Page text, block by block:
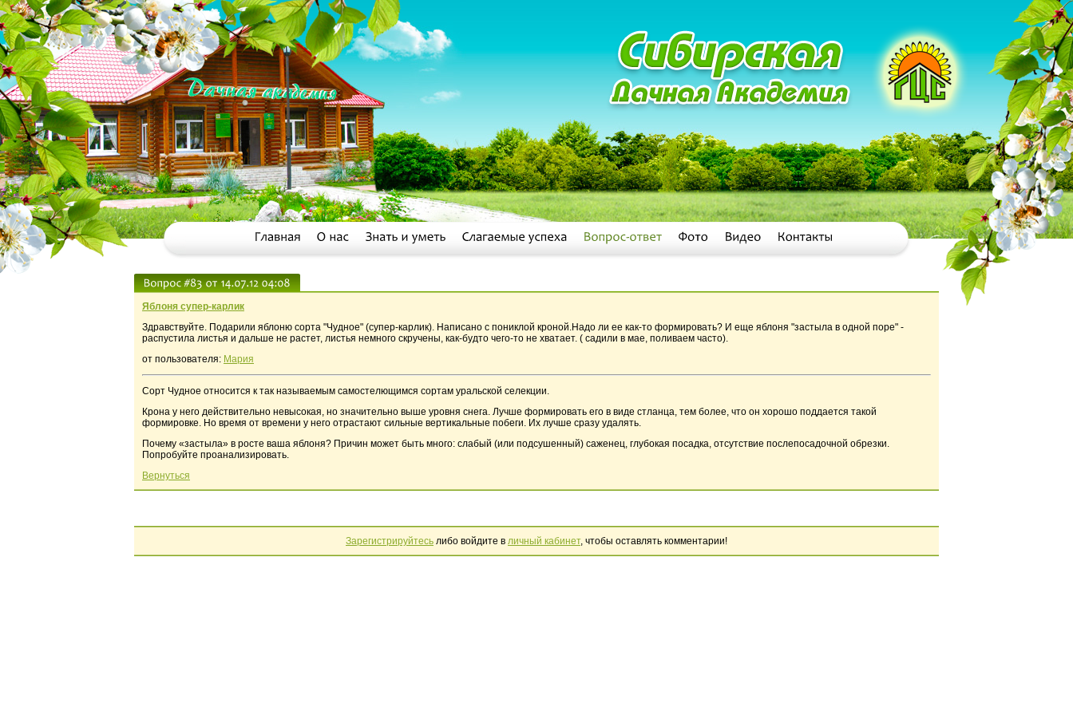
Яблоня супер-карлик
Здравствуйте. Подарили яблоню сорта "Чудное" (супер-карлик). Написано с пониклой кроной.Надо ли ее как-то формировать? И еще яблоня "застыла в одной поре" -
распустила листья и дальше не растет, листья немного скручены, как-будто чего-то не хватает. ( садили в мае, поливаем часто).
от пользователя: Мария
Сорт Чудное относится к так называемым самостелющимся сортам уральской селекции.
Крона у него действительно невысокая, но значительно выше уровня снега. Лучше формировать его в виде стланца, тем более, что он хорошо поддается такой
формировке. Но время от времени у него отрастают сильные вертикальные побеги. Их лучше сразу удалять.
Почему «застыла» в росте ваша яблоня? Причин может быть много: слабый (или подсушенный) саженец, глубокая посадка, отсутствие послепосадочной обрезки.
Попробуйте проанализировать.
Вернуться
Зарегистрируйтесь либо войдите в личный кабинет, чтобы оставлять комментарии!